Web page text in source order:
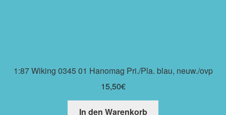
1:87 Wiking 0345 01 Hanomag Pri./Pla. blau, neuw./ovp
15,50€
In den Warenkorb